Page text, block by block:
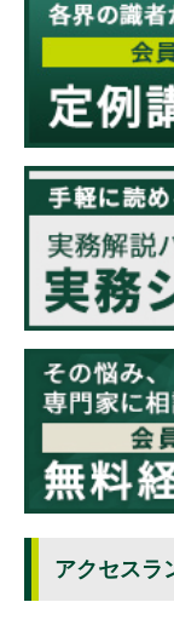
アクセスラ